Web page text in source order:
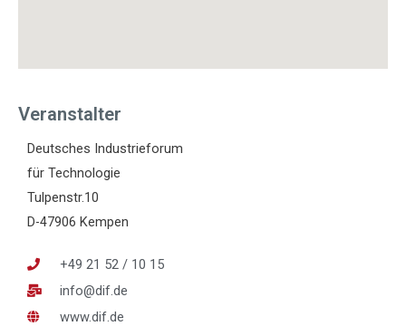
Veranstalter
Deutsches Industrieforum
für Technologie
Tulpenstr.10
D-47906 Kempen
+49 21 52 / 10 15
info@dif.de
www.dif.de